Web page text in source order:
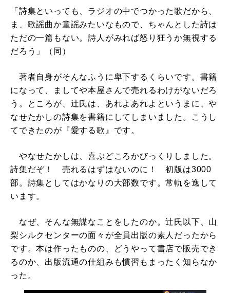
「詩集といっても、ラジオの中でつかった歌だから、
ま、歌謡曲か童謡みたいなもので、ちゃんとした詩は
ただの一篇もない。詩人がみれば怒り狂うか無視する
だろう」（同）
著者自身がそんなふうに卑下するくらいです。書籍
になって、ましてや本屋さんで売れるわけがないだろ
う。ところが、辻氏は、あれよあれよというまに、や
なせたかしの詩集を書籍にしてしまいました。こうし
てできたのが『愛する歌』です。
やなせたかしは、喜ぶどころかびっくりしました。
詩集だぞ！ 売れるはずはないのに！ 初版は3000
部。詩集としてはかなりの大部数です。常軌を逸して
います。
なぜ、そんな無謀なことをしたのか。辻氏以下、山
梨シルクセンターの面々が全員出版の素人だったから
です。本は作ったものの、どうやって書店で販売でき
るのか、出版流通の仕組みも慣習もまったく知らなか
った。